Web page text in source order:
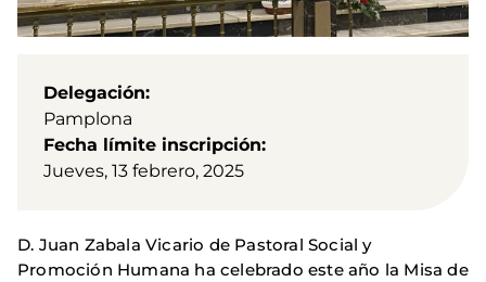
Delegación
Pamplona
Fecha límite inscripción
Jueves, 13 febrero, 2025
D. Juan Zabala Vicario de Pastoral Social y
Promoción Humana ha celebrado este año la Misa de